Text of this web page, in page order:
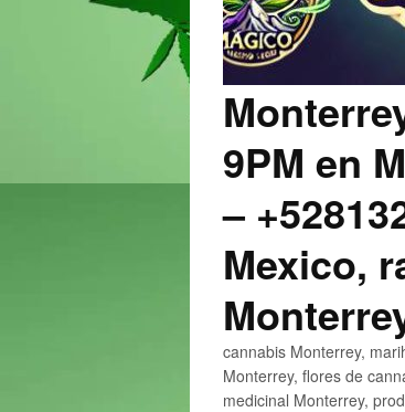
9PM en
–
Mexico,
cannabis Monterrey,
Monterrey, flores de
medicinal Monterrey,